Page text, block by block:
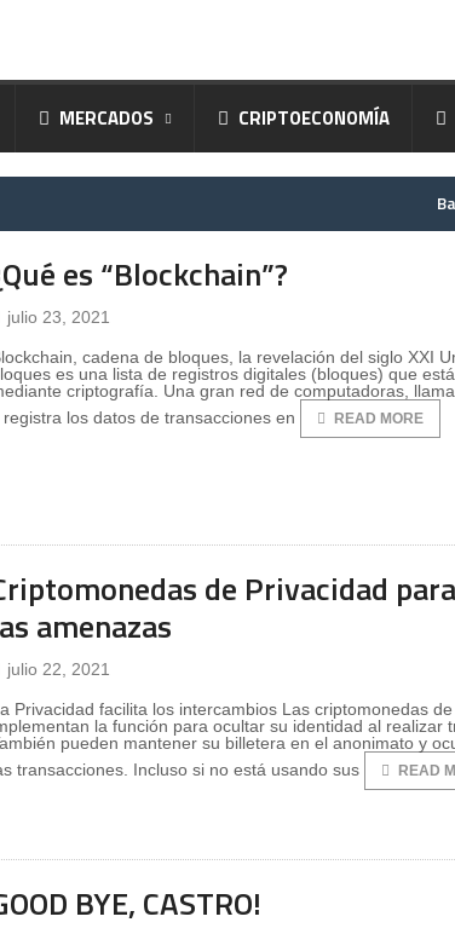
MERCADOS CRIPTOECONOMÍA
es “Blockchain”?
julio 23, 2021
cadena de bloques, la revelación del siglo XXI
es una lista de registros digitales (bloques) que
criptografía. Una gran red de computadoras,
registra los datos de transacciones en
READ MORE
de Privacidad
amenazas
julio 22, 2021
Privacidad facilita los intercambios Las criptomonedas
la función para ocultar su identidad al realizar
pueden mantener su billetera en el anonimato y
transacciones. Incluso si no está usando sus
READ
BYE, CASTRO!